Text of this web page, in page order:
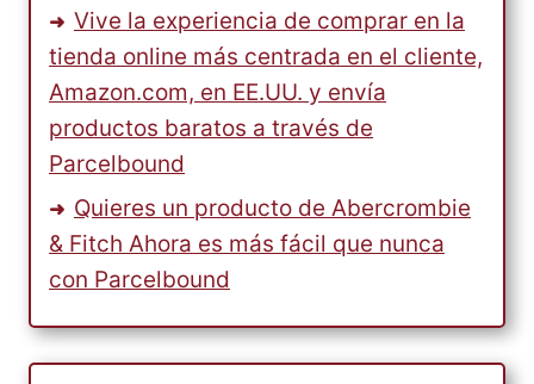
Vive la experiencia de comprar en la
tienda online más centrada en el cliente,
Amazon.com, en EE.UU. y envía
productos baratos a través de
Parcelbound
Quieres un producto de Abercrombie
& Fitch Ahora es más fácil que nunca
con Parcelbound